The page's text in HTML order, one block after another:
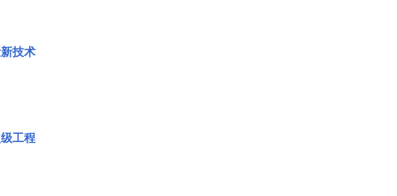
技术
工程